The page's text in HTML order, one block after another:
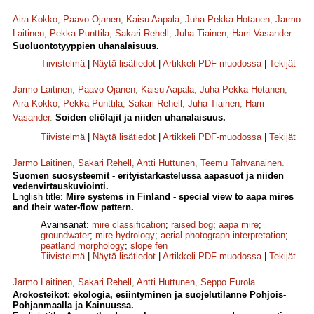
Aira Kokko, Paavo Ojanen, Kaisu Aapala, Juha-Pekka Hotanen, Jarmo
Laitinen, Pekka Punttila, Sakari Rehell , Juha Tiainen, Harri Vasander.
Suoluontotyyppien uhanalaisuus.
Tiivistelmä| Näytä lisätiedot Artikkeli PDF-muodossa| Tekijät
Jarmo Laitinen, Paavo Ojanen, Kaisu Aapala, Juha-Pekka Hotanen,
Aira Kokko, Pekka Punttila, Sakari Rehell , Juha Tiainen, Harri
Vasander. Soiden eliölajit ja niiden uhanalaisuus.
Tiivistelmä| Näytä lisätiedot Artikkeli PDF-muodossa| Tekijät
Jarmo Laitinen, Sakari Rehell , Antti Huttunen, Teemu Tahvanainen.
Suomen suosysteemit - erityistarkastelussa aapasuot ja niiden
vedenvirtauskuviointi.
English title: Mire systems in Finland - special view to aapa mires
and their water-flow pattern.
Avainsanat: mire classification; raised bog; aapa mire;
groundwater; mire hydrology; aerial photograph interpretation;
peatland morphology; slope fen
Tiivistelmä| Näytä lisätiedot Artikkeli PDF-muodossa| Tekijät
Jarmo Laitinen, Sakari Rehell , Antti Huttunen, Seppo Eurola.
Arokosteikot: ekologia, esiintyminen ja suojelutilanne Pohjois-
Pohjanmaalla ja Kainuussa.